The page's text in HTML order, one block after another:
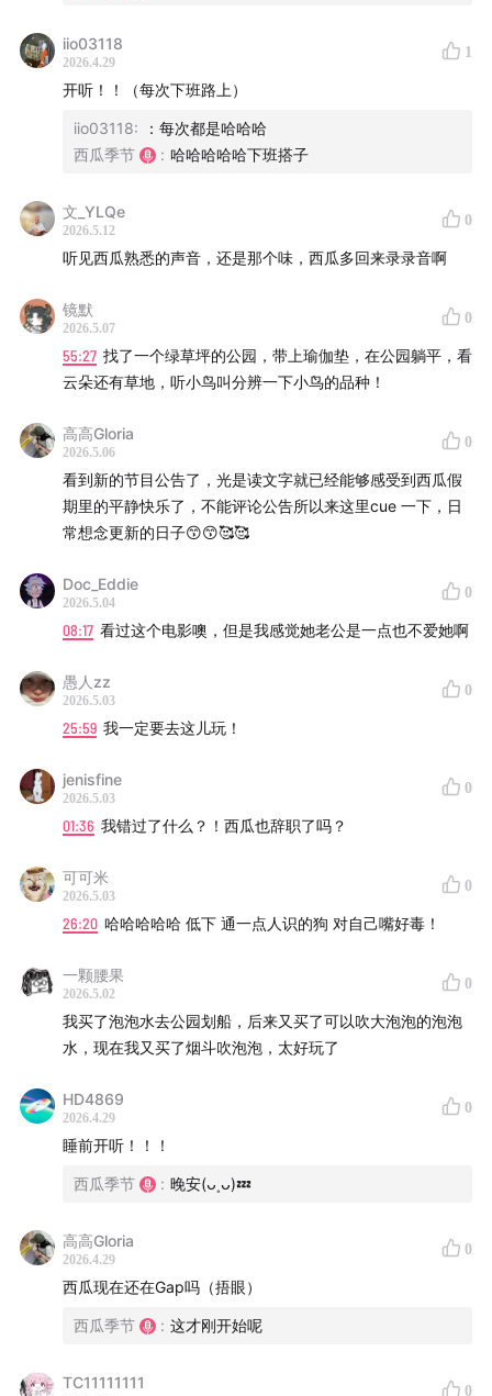
1:32
感谢世间的好作品，让我一秒忘记现实世界。
学习如何打包一块饼干。
21:36
去歌舞伎町不找牛郎，光看牛郎展板就够有意思
26:32 想给所有疲惫的大人推荐东京玩具美术馆！
在东京的公园变成人猿泰山。
46:50 朋友，一种让乐子俯拾皆是的奇怪生物。
城市基础设施的丰富程度，直接决定了我能获得多
少乐子。
主播：西瓜、兔人
制作：左右
-
BGM： Philippe Saisse - The Rover
Oli Silk - Chill or Be Chilled
Brian Culbertson - Our Love
Norman Brown - Night Drive
Johnny Stimson - Butterflies
-
微信群：小助手13135693385
商务联系：whatyouneedoffice
iio03118
2026.4.29
1
开听！！（每次下班路上）
iio03118:
：每次都是哈哈哈
西瓜季节
: 哈哈哈哈哈下班搭子
文_YLQe
2026.5.12
0
听见西瓜熟悉的声音，还是那个味，西瓜多回来录录音啊
镜默
2026.5.07
0
55:27 找了一个绿草坪的公园，带上瑜伽垫，在公园躺平，看
云朵还有草地，听小鸟叫分辨一下小鸟的品种！
高高Gloria
2026.5.06
0
看到新的节目公告了，光是读文字就已经能够感受到西瓜假
期里的平静快乐了，不能评论公告所以来这里cue 一下，日
常想念更新的日子😙😙🥰🥰
Doc_Eddie
2026.5.04
0
08:17 看过这个电影噢，但是我感觉她老公是一点也不爱她啊
愚人zz
2026.5.03
0
25:59 我一定要去这儿玩！
jenisfine
2026.5.03
0
01:36 我错过了什么？！西瓜也辞职了吗？
可可米
2026.5.03
0
26:20 哈哈哈哈哈 低下 通一点人识的狗 对自己嘴好毒！
一颗腰果
2026.5.02
0
我买了泡泡水去公园划船，后来又买了可以吹大泡泡的泡泡
水，现在我又买了烟斗吹泡泡，太好玩了
HD4869
2026.4.29
0
睡前开听！！！
西瓜季节 : 晚安(ᴗ˳ᴗ)💤
高高Gloria
2026.4.29
0
西瓜现在还在Gap吗（捂眼）
西瓜季节 : 这才刚开始呢
TC11111111 0